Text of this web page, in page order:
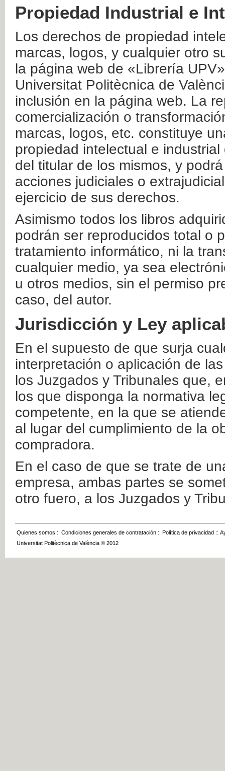
Propiedad Industrial e
Los derechos de propiedad
marcas, logos, y cualquier otro
la página web de «Librería
Universitat Politècnica de
inclusión en la página web. La
comercialización o
marcas, logos, etc. constituye
propiedad intelectual e
del titular de los mismos, y
acciones judiciales o
ejercicio de sus derechos.
Asimismo todos los libros
podrán ser reproducidos total o
tratamiento informático, ni la
cualquier medio, ya sea
u otros medios, sin el permiso
caso, del autor.
Jurisdicción y Ley
En el supuesto de que surja
interpretación o aplicación de
los Juzgados y Tribunales que,
los que disponga la normativa
competente, en la que se
al lugar del cumplimiento de la
compradora.
En el caso de que se trate de
empresa, ambas partes se
otro fuero, a los Juzgados y
Quienes somos :: Condiciones generales de contratación :: Política de privacidad ::
Universitat Politècnica de València © 2012